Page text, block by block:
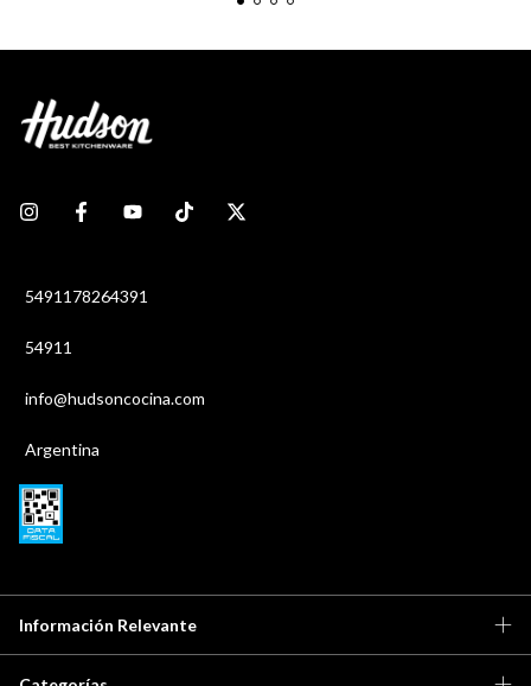
5491178264391
54911
info@hudsoncocina.com
Argentina
Información Relevante